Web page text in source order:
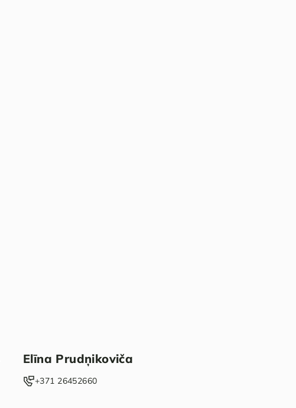
Elīna Prudņikoviča
+371 26452660‬